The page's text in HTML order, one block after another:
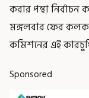
করার পন্থা
মঙ্গলবার ফের
কমিশনের এই
Sponsored